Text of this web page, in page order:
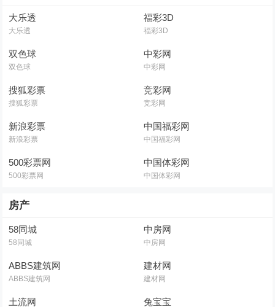
大乐透
大乐透
福彩3D
福彩3D
双色球
双色球
中彩网
中彩网
搜狐彩票
搜狐彩票
竞彩网
竞彩网
新浪彩票
新浪彩票
中国福彩网
中国福彩网
500彩票网
500彩票网
中国体彩网
中国体彩网
房产
58同城
58同城
中房网
中房网
ABBS建筑网
ABBS建筑网
建材网
建材网
土流网 兔宝宝